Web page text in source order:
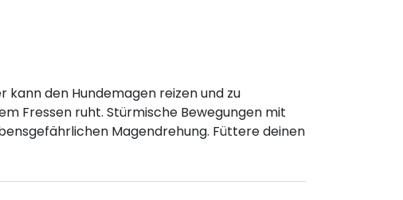
den Hundemagen reizen und zu
Fressen ruht. Stürmische Bewegungen mit
Magendrehung. Füttere deinen